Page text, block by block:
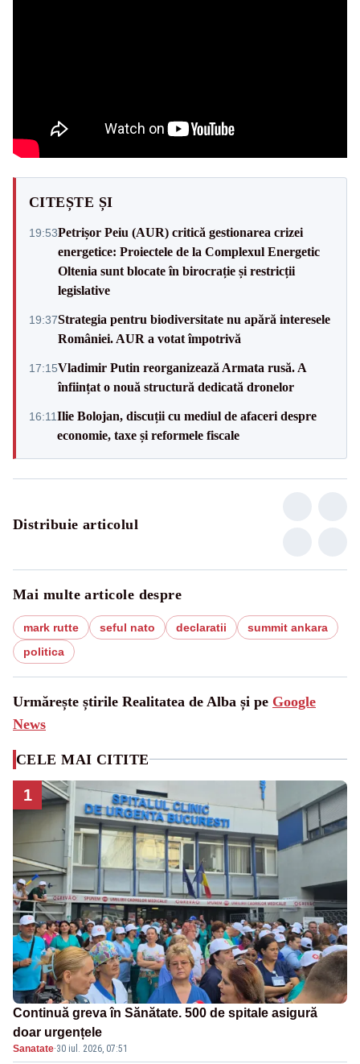
CITEȘTE ȘI
19:53Petrișor Peiu (AUR) critică gestionarea crizei
energetice: Proiectele de la Complexul Energetic
Oltenia sunt blocate în birocrație și restricții
legislative
19:37Strategia pentru biodiversitate nu apără interesele
României. AUR a votat împotrivă
17:15Vladimir Putin reorganizează Armata rusă. A
înființat o nouă structură dedicată dronelor
16:11Ilie Bolojan, discuții cu mediul de afaceri despre
economie, taxe și reformele fiscale
Distribuie articolul
Mai multe articole despre
mark rutte seful nato declaratii
summit ankara
politica
Urmărește știrile Realitatea de Alba și pe Google
News
CELE MAI CITITE
1
Continuă greva în Sănătate. 500 de spitale asigură
doar urgențele
Sanatate·30 iul. 2026, 07:51